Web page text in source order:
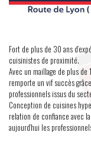
Fort de plus de 30 ans
cuisinistes de proximité.
Avec un maillage de plus de
remporte un vif succès
professionnels issus du
Conception de cuisines
relation de confiance avec
aujourd’hui les